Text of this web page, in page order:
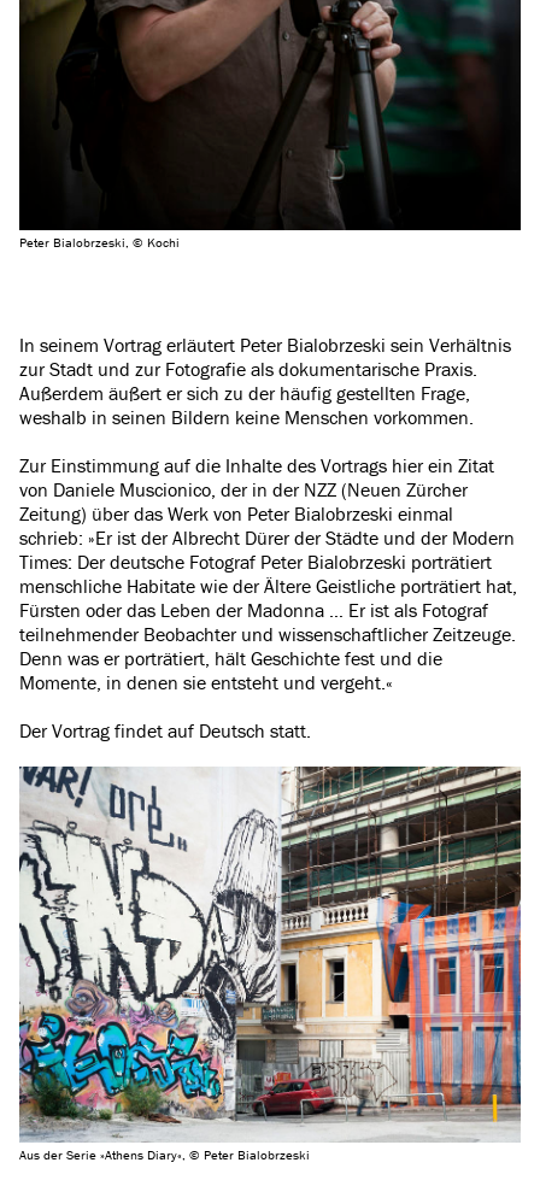
Peter Bialobrzeski, © Kochi
In seinem Vortrag erläutert Peter Bialobrzeski sein Verhältnis
zur Stadt und zur Fotografie als dokumentarische Praxis.
Außerdem äußert er sich zu der häufig gestellten Frage,
weshalb in seinen Bildern keine Menschen vorkommen.
Zur Einstimmung auf die Inhalte des Vortrags hier ein Zitat
von Daniele Muscionico, der in der NZZ (Neuen Zürcher
Zeitung) über das Werk von Peter Bialobrzeski einmal
schrieb: »Er ist der Albrecht Dürer der Städte und der Modern
Times: Der deutsche Fotograf Peter Bialobrzeski porträtiert
menschliche Habitate wie der Ältere Geistliche porträtiert hat,
Fürsten oder das Leben der Madonna … Er ist als Fotograf
teilnehmender Beobachter und wissenschaftlicher Zeitzeuge.
Denn was er porträtiert, hält Geschichte fest und die
Momente, in denen sie entsteht und vergeht.«
Der Vortrag findet auf Deutsch statt.
Aus der Serie »Athens Diary«, © Peter Bialobrzeski